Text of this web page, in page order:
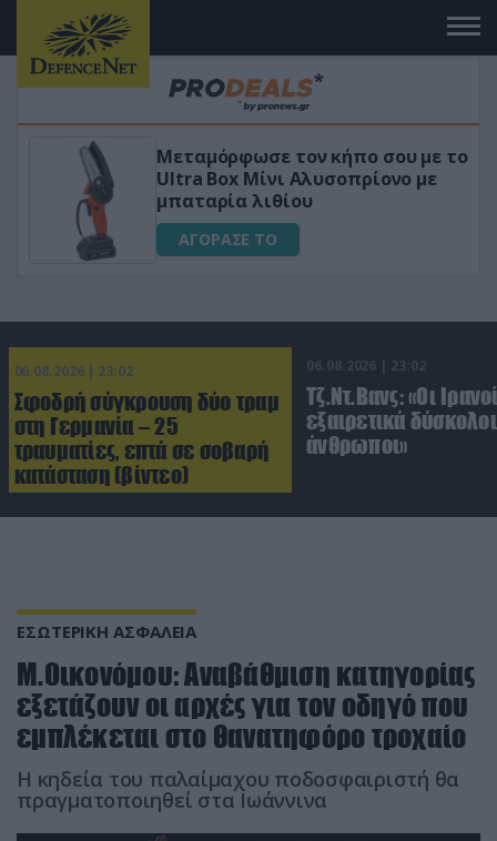
«Μαγική» φόρμουλα τριβόλι + VIP
για αύξηση της λίμπιντο
ΑΓΟΡΑΣΕ ΤΟ
06.08.2026 | 23:02
Σφοδρή σύγκρουση δύο τραμ
στη Γερμανία – 25
τραυματίες, επτά σε σοβαρή
κατάσταση (βίντεο)
06.08.2026 | 23:02
Τζ.Ντ.Βανς: «Οι
εξαιρετικά δύσκολοι
άνθρωποι»
ΕΣΩΤΕΡΙΚΗ ΑΣΦΑΛΕΙΑ
Μ.Οικονόμου: Αναβάθμιση κατηγορίας
εξετάζουν οι αρχές για τον οδηγό που
εμπλέκεται στο θανατηφόρο τροχαίο
Η κηδεία του παλαίμαχου ποδοσφαιριστή θα
πραγματοποιηθεί στα Ιωάννινα